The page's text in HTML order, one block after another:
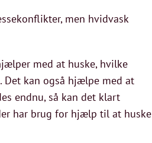
men hvidvask
med at huske, hvilke
Det kan også hjælpe med at
endnu, så kan det klart
har brug for hjælp til at huske